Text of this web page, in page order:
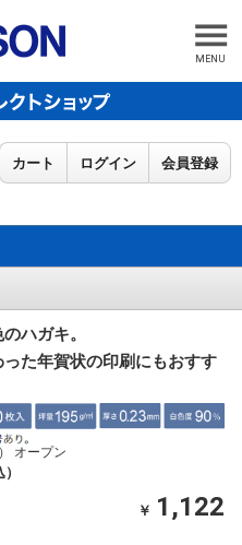
MENU
カート ログイン 会員登録
ハガキ。
た年賀状の印刷にもおすす
オープン
￥ 1,122